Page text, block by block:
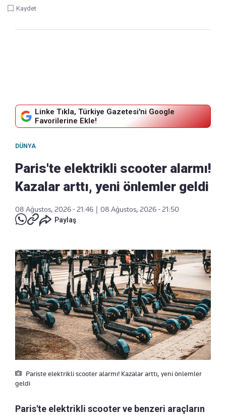
Kaydet
Linke Tıkla, Türkiye Gazetesi'ni Google
Favorilerine Ekle!
DÜNYA
Paris'te elektrikli scooter alarmı!
Kazalar arttı, yeni önlemler geldi
08 Ağustos, 2026 - 21:46
08 Ağustos, 2026 - 21:50
Paylaş
Pariste elektrikli scooter alarmı! Kazalar arttı, yeni önlemler
geldi
Paris'te elektrikli scooter ve benzeri araçların